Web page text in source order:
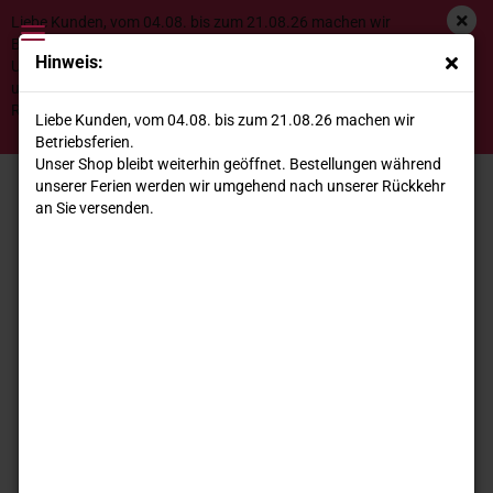
Hinweis:
Liebe Kunden, vom 04.08. bis zum 21.08.26 machen wir
Betriebsferien.
Unser Shop bleibt weiterhin geöffnet. Bestellungen während
unserer Ferien werden wir umgehend nach unserer Rückkehr
an Sie versenden.
Liebe Kunden, vom 04.08. bis zum 21.08.26 machen wir
Betriebsferien.
Unser Shop bleibt weiterhin geöffnet. Bestellungen während
unserer Ferien werden wir umgehend nach unserer
Rückkehr an Sie versenden.
Gorgo Custoza DOC San Michelin 2023